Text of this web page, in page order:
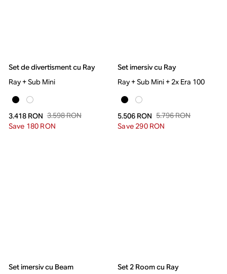
Set de divertisment cu Ray
Ray + Sub Mini
3.418 RON 3.598 RON
Save 180 RON
Set imersiv cu Ray
Ray + Sub Mini + 2x Era 100
5.506 RON 5.796 RON
Save 290 RON
Set imersiv cu Beam
Set 2 Room cu Ray